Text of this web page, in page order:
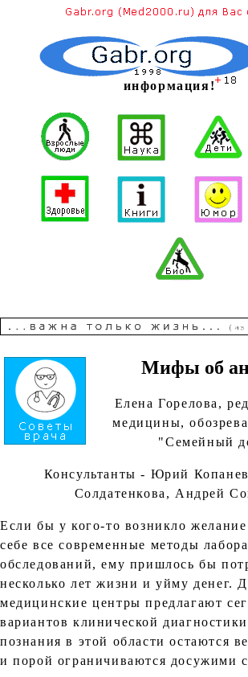
информация!
Мифы об
Елена Горелова,
медицины,
"Семейный
Консультанты - Юрий
Солдатенкова, Андрей
Если бы у кого-то возникло
себе все современные методы
обследований, ему пришлось бы
несколько лет жизни и уйму денег.
медицинские центры предлагают
вариантов клинической
познания в этой области остаются
и порой ограничиваются досужими